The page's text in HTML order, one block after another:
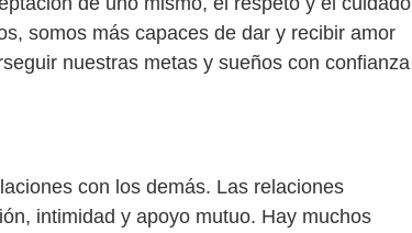
somos más capaces de dar y recibir amor
nuestras metas y sueños con confianza
con los demás. Las relaciones
intimidad y apoyo mutuo. Hay muchos